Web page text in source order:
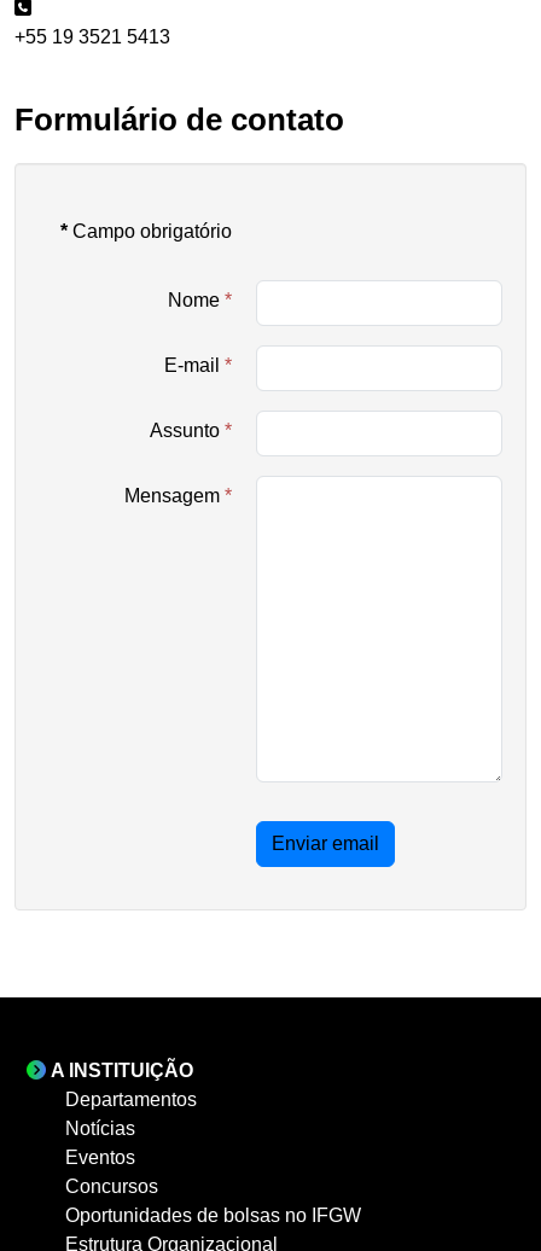
+55 19 3521 5413
Formulário de contato
* Campo obrigatório
Nome *
E-mail *
Assunto *
Mensagem *
Enviar email
A INSTITUIÇÃO
Departamentos
Notícias
Eventos
Concursos
Oportunidades de bolsas no IFGW
Estrutura Organizacional